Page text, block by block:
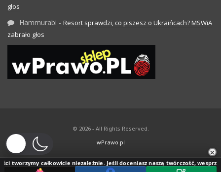
głos
Hammurabi - Resort sprawdzi, co piszesz o Ukraińcach? MSWiA
zabrało głos
© 2026 - All Rights Reserved.
wPrawo.pl
×
tworzymy całkowicie niezależnie. Jeśli doceniasz naszą twórczość, wesprzyj